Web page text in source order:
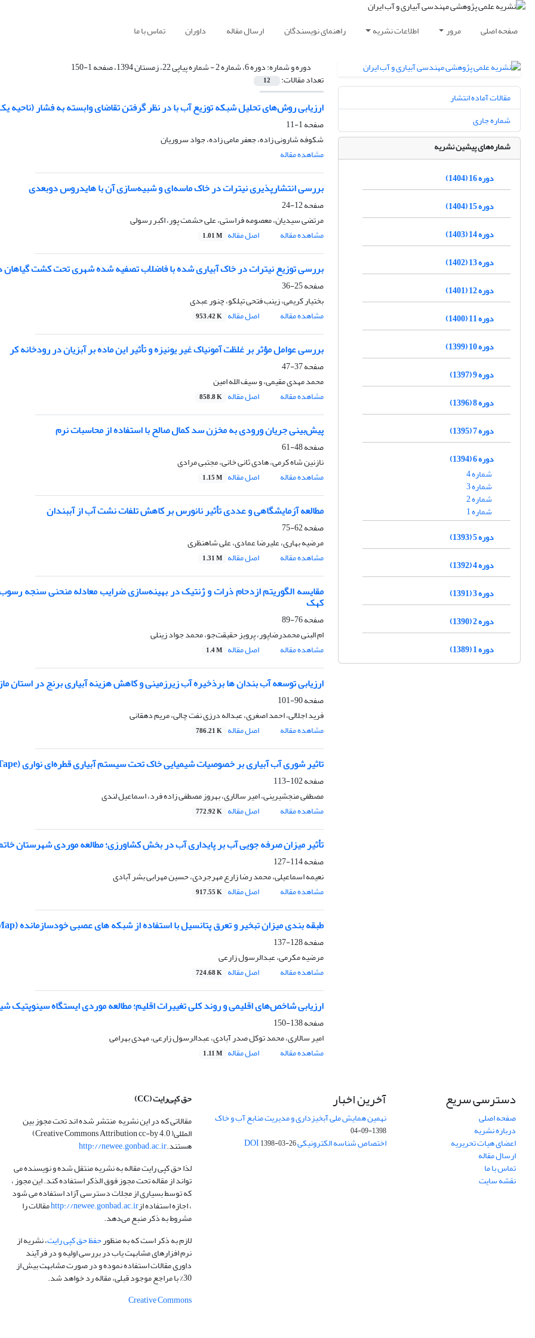
صفحه اصلی مرور اطلاعات نشریه راهنمای نویسندگان ارسال مقاله داوران تماس با ما
دوره و شماره:دوره 6، شماره 2 - شماره پیاپی 22، زمستان 1394، صفحه 1-150
تعداد مقالات: 12
ارزیابی روش‌های تحلیل شبکه توزیع آب با در نظر گرفتن تقاضای وابسته به فشار (ناحیه
صفحه1-11
شکوفه شارونی زاده، جعفر مامی زاده، جواد سروریان
مشاهده مقاله
بررسی انتشارپذیری نیترات در خاک ماسه‌ای و شبیه‌سازی آن با هایدروس دوبعدی
صفحه12-24
مرتضی سیدیان، معصومه فراستی، علی حشمت پور، اکبر رسولی
مشاهده مقاله
اصل مقاله 1.01 M
بررسی توزیع نیترات در خاک آبیاری شده با فاضلاب تصفیه شده شهری تحت کشت
صفحه25-36
بختیار کریمی، زینب فتحی تیلکو، چنور عبدی
مشاهده مقاله
اصل مقاله 953.42 K
بررسی عوامل مؤثر بر غلظت آمونیاک غیر یونیزه و تأثیر این ماده بر آبزیان در رودخانه کر
صفحه37-47
محمد مهدی مقیمی، و سیف الله امین
مشاهده مقاله
اصل مقاله 858.8 K
پیش‌بینی جریان ورودی به مخزن سد کمال صالح با استفاده از محاسبات نرم
صفحه48-61
نازنین شاه کرمی، هادی ثانی خانی، مجتبی مرادی
مشاهده مقاله
اصل مقاله 1.15 M
مطالعه آزمایشگاهی و عددی تأثیر نانورس بر کاهش تلفات نشت آب از آببندان
صفحه62-75
مرضیه بهاری، علیرضا عمادی، علی شاهنظری
مشاهده مقاله
اصل مقاله 1.31 M
مقایسه الگوریتم ازدحام ذرات و ژنتیک در بهینه‌سازی ضرایب معادله منحنی سنجه
کهک
صفحه76-89
ام البنی محمدرضاپور، پرویز حقیقت‌جو، محمد جواد زینلی
مشاهده مقاله
اصل مقاله 1.4 M
ارزیابی توسعه آب بندان ها برذخیره آب زیرزمینی و کاهش هزینه آبیاری برنج در استان
صفحه90-101
فرید اجلالی، احمد اصغری، عبداله درزی نفت چالی، مریم دهقانی
مشاهده مقاله
اصل مقاله 786.21 K
تاثیر شوری آب آبیاری بر خصوصیات شیمیایی خاک تحت سیستم آبیاری قطره‌ای نواری (T-Tape)
صفحه102-113
مصطفی منجشیرینی، امیر سالاری، بهروز مصطفی زاده فرد، اسماعیل لندی
مشاهده مقاله
اصل مقاله 772.92 K
تأثیر میزان صرفه جویی آب بر پایداری آب در بخش کشاورزی؛ مطالعه موردی شهرستان
صفحه114-127
نعیمه اسماعیلی، محمد رضا زارع مهرجردی، حسین مهرابی بشر آبادی
مشاهده مقاله
اصل مقاله 917.55 K
طبقه بندی میزان تبخیر و تعرق پتانسیل با استفاده از شبکه های عصبی خودسازمانده (Self Organizing Map)
صفحه128-137
مرضیه مکرمی، عبدالرسول زارعی
مشاهده مقاله
اصل مقاله 724.68 K
ارزیابی شاخص‌های اقلیمی و روند کلی تغییرات اقلیم؛ مطالعه موردی ایستگاه سینوپتیک
صفحه138-150
امیر سالاری، محمد توکل صدر آبادی، عبدالرسول زارعی، مهدی بهرامی
مشاهده مقاله
اصل مقاله 1.11 M
مقالات آماده انتشار
شماره جاری
شماره‌های پیشین نشریه
دوره 16 (1404)
دوره 15 (1404)
دوره 14 (1403)
دوره 13 (1402)
دوره 12 (1401)
دوره 11 (1400)
دوره 10 (1399)
دوره 9 (1397)
دوره 8 (1396)
دوره 7 (1395)
دوره 6 (1394)
شماره 4
شماره 3
شماره 2
شماره 1
دوره 5 (1393)
دوره 4 (1392)
دوره 3 (1391)
دوره 2 (1390)
دوره 1 (1389)
دسترسی سریع
صفحه اصلی
درباره نشریه
اعضای هیات تحریریه
ارسال مقاله
تماس با ما
نقشه سایت
آخرین اخبار
نهمین همایش ملی آبخیزداری و مدیریت منابع آب و خاک
1398-09-04
اختصاص شناسه الکترونیکی DOI1398-03-26
حق کپی‌رایت(CC)
مقالاتی که در این نشریه منتشر شده اند تحت مجوز بین
المللی( Creative Commons Attribution cc-by 4.0)
هستند.http://newee.gonbad.ac.ir
لذا حق کپی رایت مقاله به نشریه منتقل شده و نویسنده می
تواند از مقاله تحت مجوز فوق الذکر استفاده کند. این مجوز ،
که توسط بسیاری از مجلات دسترسی آزاد استفاده می شود
، اجازه استفاده ازhttp://newee.gonbad.ac.irمقالات را
مشروط به ذکر منبع می‌دهد.
لازم به ذکر است که به منظورحفظ حق کپی رایت، نشریه از
نرم افزارهای مشابهت یاب در بررسی اولیه و در فرآیند
داوری مقالات استفاده نموده و در صورت مشابهت بیش از
30% با مراجع موجود قبلی، مقاله رد خواهد شد.
Creative Commons